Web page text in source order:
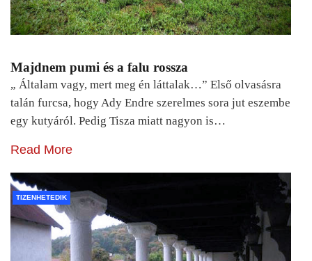
Majdnem pumi és a falu rossza
„ Általam vagy, mert meg én láttalak…” Első olvasásra
talán furcsa, hogy Ady Endre szerelmes sora jut eszembe
egy kutyáról. Pedig Tisza miatt nagyon is…
Read More
TIZENHETEDIK